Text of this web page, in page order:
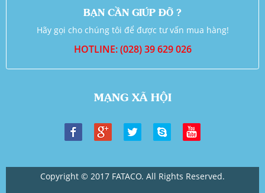
BẠN CẦN GIÚP ĐỠ ?
Hãy gọi cho chúng tôi để được tư vấn mua hàng!
HOTLINE: (028) 39 629 026
MẠNG XÃ HỘI
Copyright © 2017 FATACO. All Rights Reserved.